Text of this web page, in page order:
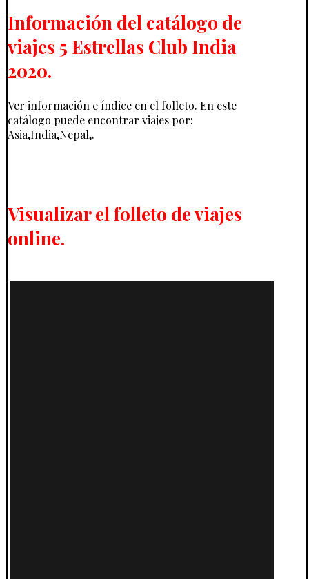
Información del catálogo de
viajes 5 Estrellas Club India
2020.
Ver información e índice en el folleto. En este
catálogo puede encontrar viajes por:
Asia,India,Nepal,.
Visualizar el folleto de viajes
online.